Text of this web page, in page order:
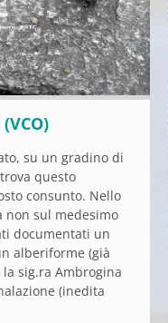
su un gradino di
questo
consunto. Nello
non sul medesimo
documentati un
alberiforme (già
sig.ra Ambrogina
(inedita